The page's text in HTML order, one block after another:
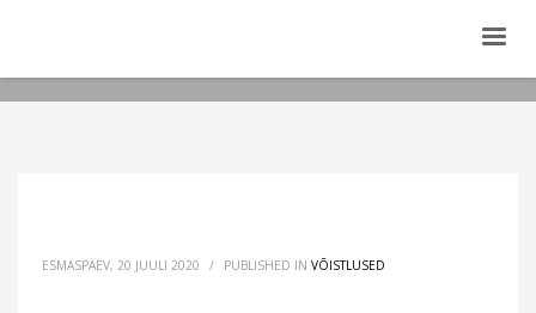
ESMASPÄEV, 20 JUULI 2020 / PUBLISHED IN VÕISTLUSED